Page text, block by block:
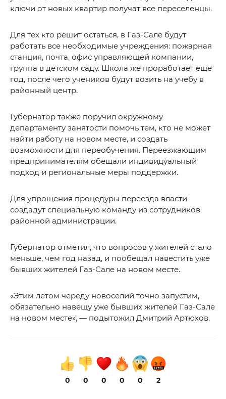
ключи от новых квартир получат все переселенцы.
Для тех кто решит остаться, в Газ-Сале будут
работать все необходимые учреждения: пожарная
станция, почта, офис управляющей компании,
группа в детском саду. Школа же проработает еще
год, после чего учеников будут возить на учебу в
районный центр.
Губернатор также поручил окружному
департаменту занятости помочь тем, кто не может
найти работу на новом месте, и создать
возможности для переобучения. Переезжающим
предпринимателям обещали индивидуальный
подход и региональные меры поддержки.
Для упрощения процедуры переезда власти
создадут специальную команду из сотрудников
районной администрации.
Губернатор отметил, что вопросов у жителей стало
меньше, чем год назад, и пообещал навестить уже
бывших жителей Газ-Сале на новом месте.
«Этим летом череду новоселий точно запустим,
обязательно навещу уже бывших жителей Газ-Сале
на новом месте», — подытожил Дмитрий Артюхов.
0 0 0 0 0 2